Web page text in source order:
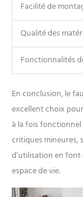
Facilité de
Qualité des
Fonctionnalités
En conclusion, le
excellent choix
à la fois
critiques mineures,
d’utilisation en
espace de vie.